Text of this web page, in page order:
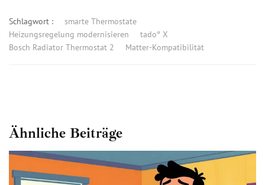
Schlagwort :
smarte Thermostate
Heizungsregelung modernisieren
tado° X
Bosch Radiator Thermostat 2
Matter-Kompatibilität
Ähnliche Beiträge